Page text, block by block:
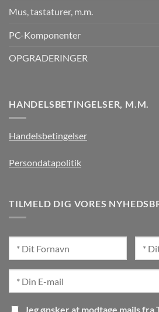
Mus, tastaturer, m.m.
PC-Komponenter
OPGRADERINGER
HANDELSBETINGELSER, M.M.
Handelsbetingelser
Persondatapolitik
TILMELD DIG VORES
Jeg ønsker at modtage mails fra